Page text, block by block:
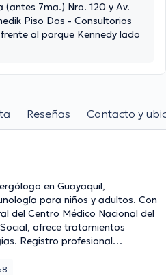
(antes 7ma.) Nro. 120 y Av.
Piso Dos - Consultorios
al parque Kennedy lado
Reseñas Contacto y
en Guayaquil,
para niños y adultos. Con
del Centro Médico Nacional del
ofrece tratamientos
Registro profesional
efectivo.